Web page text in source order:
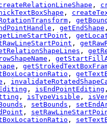
,
,
,
, getEndShape ,
,
,
,
,
,
,
,
, isEndPointEditing
, isTypeVisible ,
, setBounds ,
,
,